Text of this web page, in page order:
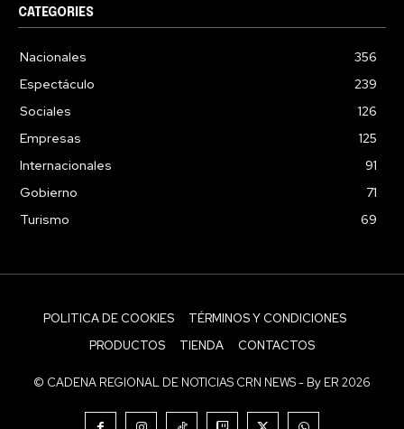
CATEGORIES
Nacionales
356
Espectáculo
239
Sociales
126
Empresas
125
Internacionales
91
Gobierno
71
Turismo
69
POLITICA DE COOKIES
TÉRMINOS Y CONDICIONES
PRODUCTOS
TIENDA CONTACTOS
© CADENA REGIONAL DE NOTICIAS CRN NEWS - By ER 2026